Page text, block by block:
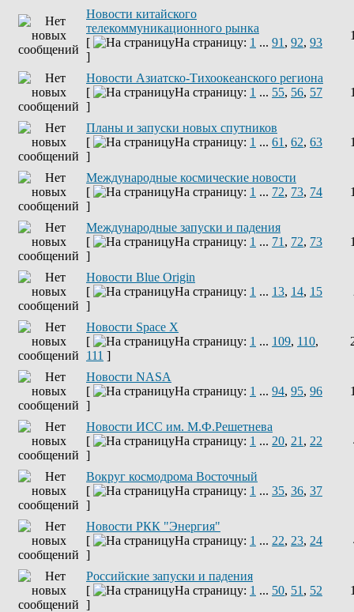
Новости китайского
телекоммуникационного рынка
[
На страницу: 1 ... 91 , 92, 93
]
Новости Азиатско-Тихоокеанского региона
[
На страницу: 1 ... 55, 56, 57
]
Планы и запуски новых спутников
[
На страницу: 1 ... 61 , 62, 63
]
Международные космические новости
[
На страницу: 1 ... 72, 73, 74
]
Международные запуски и падения
[
На страницу: 1 ... 71 , 72, 73
]
Новости Blue Origin
[
На страницу: 1 ... 13, 14, 15
]
Новости Space X
[
На страницу: 1 ... 109, 110,
111 ]
Новости NASA
[
На страницу: 1 ... 94, 95, 96
]
Новости ИСС им. М.Ф.Решетнева
[
На страницу: 1 ... 20, 21 , 22
]
Вокруг космодрома Восточный
[
На страницу: 1 ... 35, 36, 37
]
Новости РКК "Энергия"
[
На страницу: 1 ... 22, 23, 24
]
Российские запуски и падения
[
На страницу: 1 ... 50, 51 , 52
]